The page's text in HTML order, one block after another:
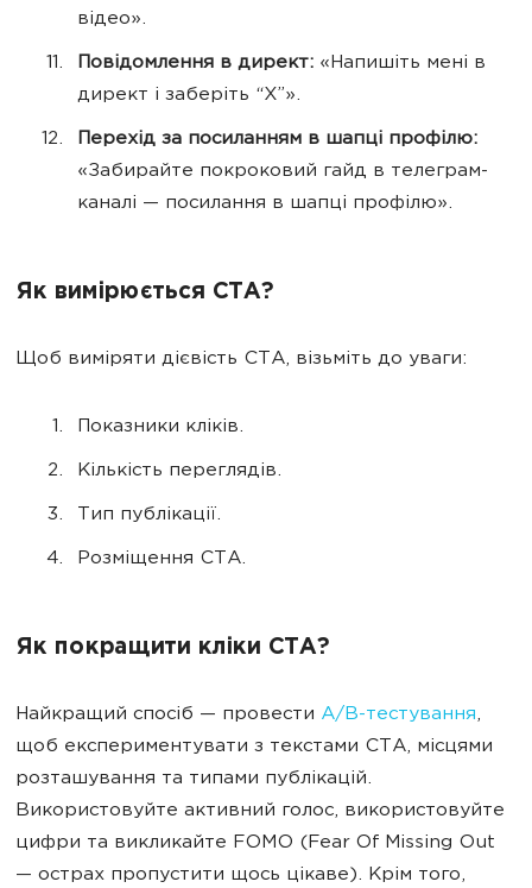
відео».
Повідомлення в директ: «Напишіть мені в
директ і заберіть “Х”».
Перехід за посиланням в шапці профілю:
«Забирайте покроковий гайд в телеграм-
каналі — посилання в шапці профілю».
Як вимірюється CTA?
Щоб виміряти дієвість CTA, візьміть до уваги:
Показники кліків.
Кількість переглядів.
Тип публікації.
Розміщення CTA.
Як покращити кліки CTA?
Найкращий спосіб — провести A/B-тестування,
щоб експериментувати з текстами СТА, місцями
розташування та типами публікацій.
Використовуйте активний голос, використовуйте
цифри та викликайте FOMO (Fear Of Missing Out
— острах пропустити щось цікаве). Крім того,